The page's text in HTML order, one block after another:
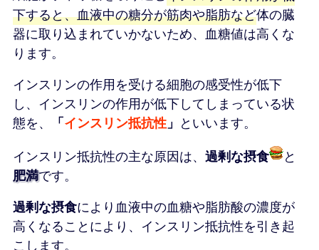
下すると、血液中の糖分が筋肉や脂肪など体の臓
器に取り込まれていかないため、血糖値は高くな
ります。
インスリンの作用を受ける細胞の感受性が低下
し、インスリンの作用が低下してしまっている状
態を、
「 インスリン抵抗性 」 といいます。
インスリン抵抗性の主な原因は、 過剰な摂食
と
肥満です。
過剰な摂食により血液中の血糖や脂肪酸の濃度が
高くなることにより、インスリン抵抗性を引き起
こします。